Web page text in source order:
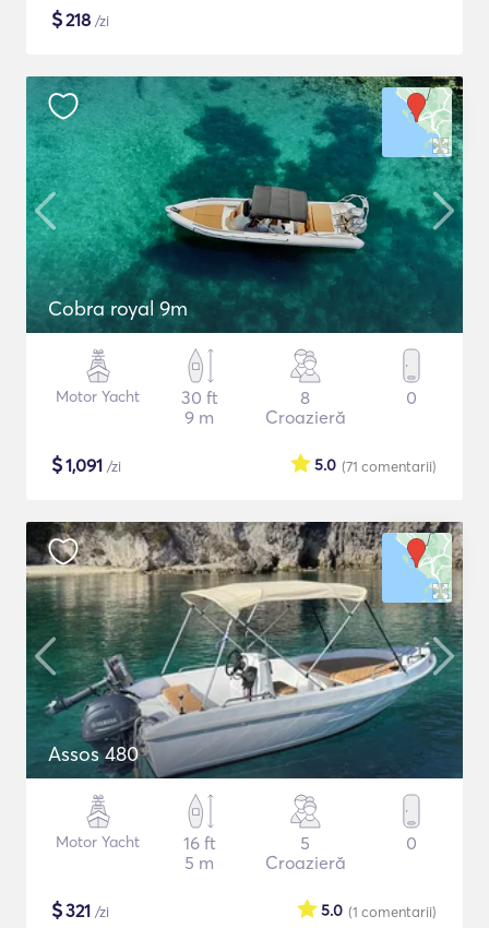
$218 /zi
Cobra royal 9m
Motor Yacht
30 ft
9 m
8
Croazieră
0
$1,091 /zi (71 comentarii)
5.0
Assos 480
Motor Yacht
16 ft
5 m
5
Croazieră
0
$321 /zi (1 comentarii)
5.0